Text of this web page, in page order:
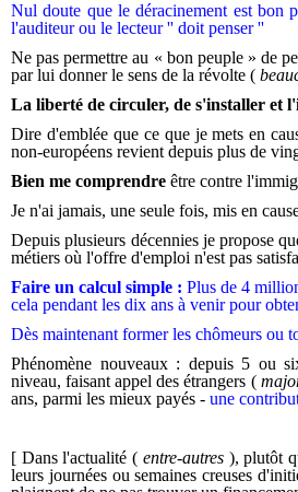
Nul doute que le déracinement est bon
l'auditeur ou le lecteur '' doit penser ''
Ne pas permettre au « bon peuple » de
par lui donner le sens de la révolte (
La liberté de circuler, de s'installer et
Dire d'emblée que ce que je mets en
non-européens revient depuis plus de
Bien me comprendre être contre
Je n'ai jamais, une seule fois, mis en
Depuis plusieurs décennies je propose
métiers où l'offre d'emploi n'est pas
Faire un calcul simple :Plus de 4
cela pendant les dix ans à venir pour
Dès maintenant former les chômeurs ou
Phénomène nouveaux : depuis 5 ou
niveau, faisant appel des étrangers (
ans, parmi les mieux payés - une
[ Dans l'actualité ( entre-autres), plutôt
leurs journées ou semaines creuses